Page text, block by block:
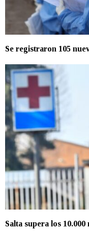
Se registraron 105
Salta supera los